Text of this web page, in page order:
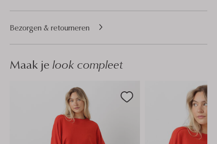
Bezorgen & retourneren
Maak je look compleet